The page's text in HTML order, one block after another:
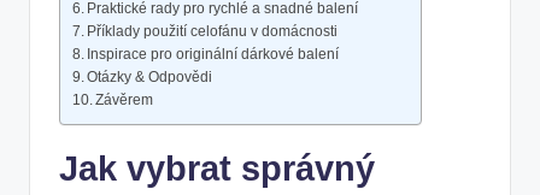
Praktické rady pro rychlé a snadné balení
Příklady použití celofánu v domácnosti
Inspirace pro originální dárkové balení
Otázky & Odpovědi
Závěrem
Jak vybrat správný